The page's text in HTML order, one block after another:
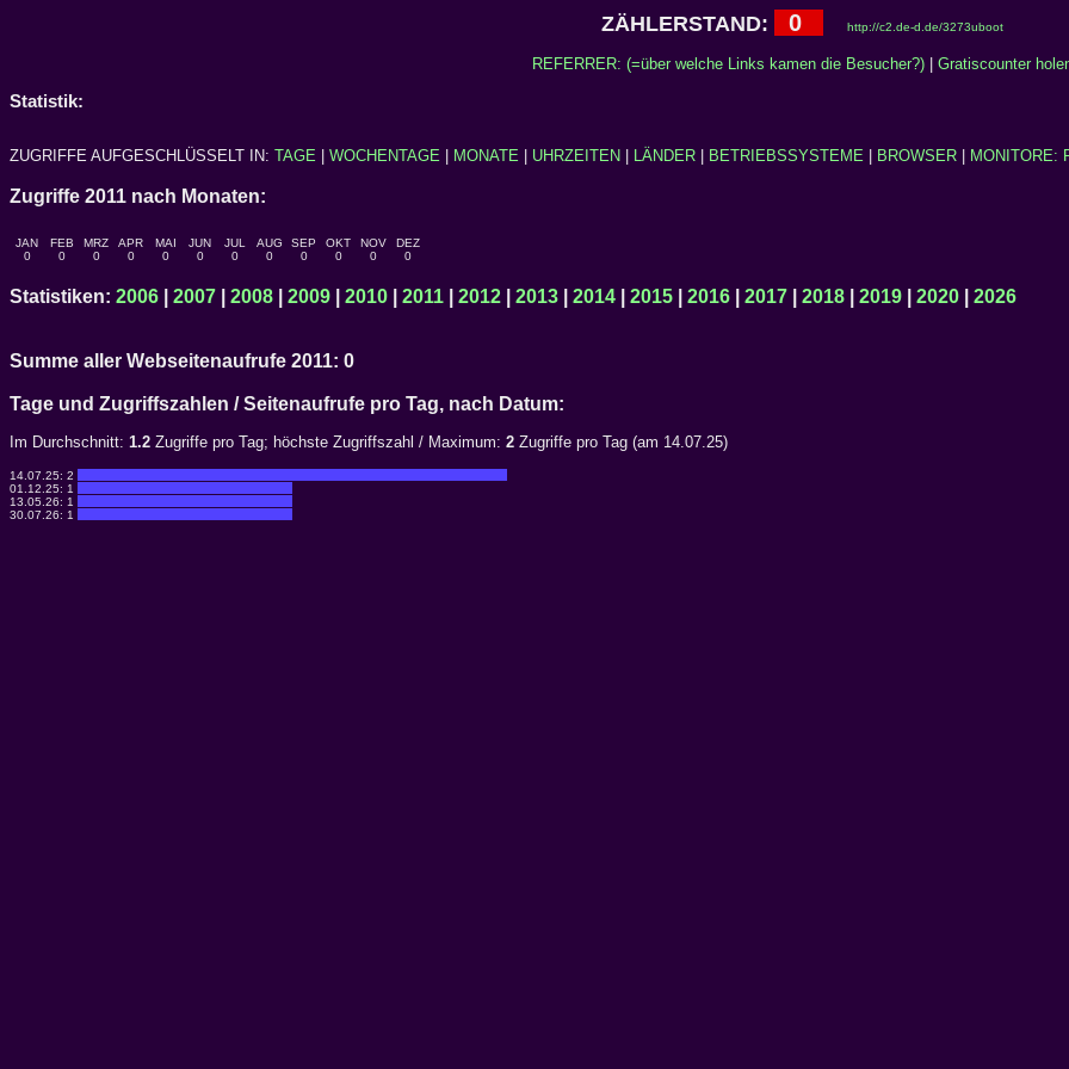
ZÄHLERSTAND: 0 http://c2.de-d.de/3273uboot
REFERRER: (=über welche Links kamen die Besucher?)| Gratiscounter
Statistik:
ZUGRIFFE AUFGESCHLÜSSELT IN: TAGE WOCHENTAGE MONATE UHRZEITEN LÄNDER BETRIEBSSYSTEME BROWSER MONITORE:
Zugriffe 2011 nach Monaten:
JAN
0
FEB
0
MRZ
0
APR
0
MAI
0
JUN
0
JUL
0
AUG
0
SEP
0
OKT
0
NOV
0
DEZ
0
Statistiken: 2006 2007 2008 2009 2010 2011 2012 2013 2014 2015 2016 2017 2018 2019 2020 2026
Summe aller Webseitenaufrufe 2011: 0
Tage und Zugriffszahlen / Seitenaufrufe pro Tag, nach Datum:
Im Durchschnitt: 1.2 Zugriffe pro Tag; höchste Zugriffszahl / Maximum: 2 Zugriffe pro Tag (am 14.07.25)
14.07.25: 2
01.12.25: 1
13.05.26: 1
30.07.26: 1